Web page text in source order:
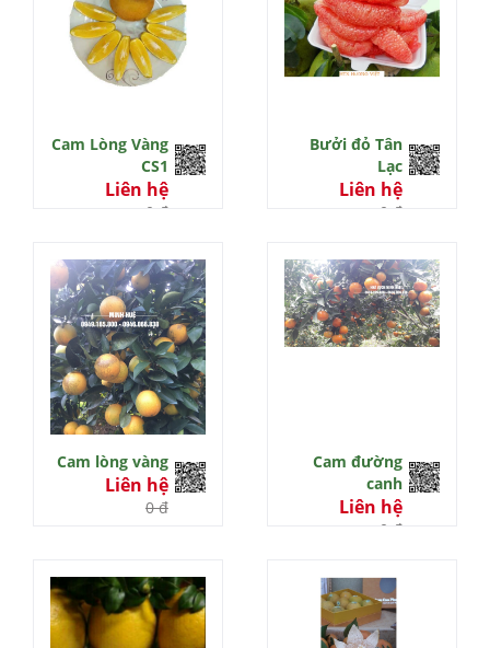
Cam Lòng Vàng
CS1
Liên hệ
0 đ
Bưởi đỏ Tân
Lạc
Liên hệ
0 đ
Cam lòng vàng
Liên hệ
0 đ
Cam đường
canh
Liên hệ
0 đ